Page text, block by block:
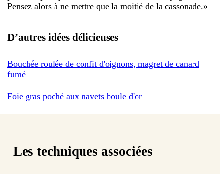
Pensez alors à ne mettre que la moitié de la cassonade.»
D’autres idées délicieuses
Bouchée roulée de confit d'oignons, magret de canard
fumé
Foie gras poché aux navets boule d'or
Les techniques associées